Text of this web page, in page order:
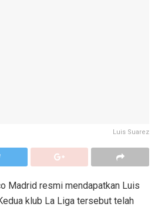
Luis Suarez
Madrid resmi mendapatkan Luis
klub La Liga tersebut telah